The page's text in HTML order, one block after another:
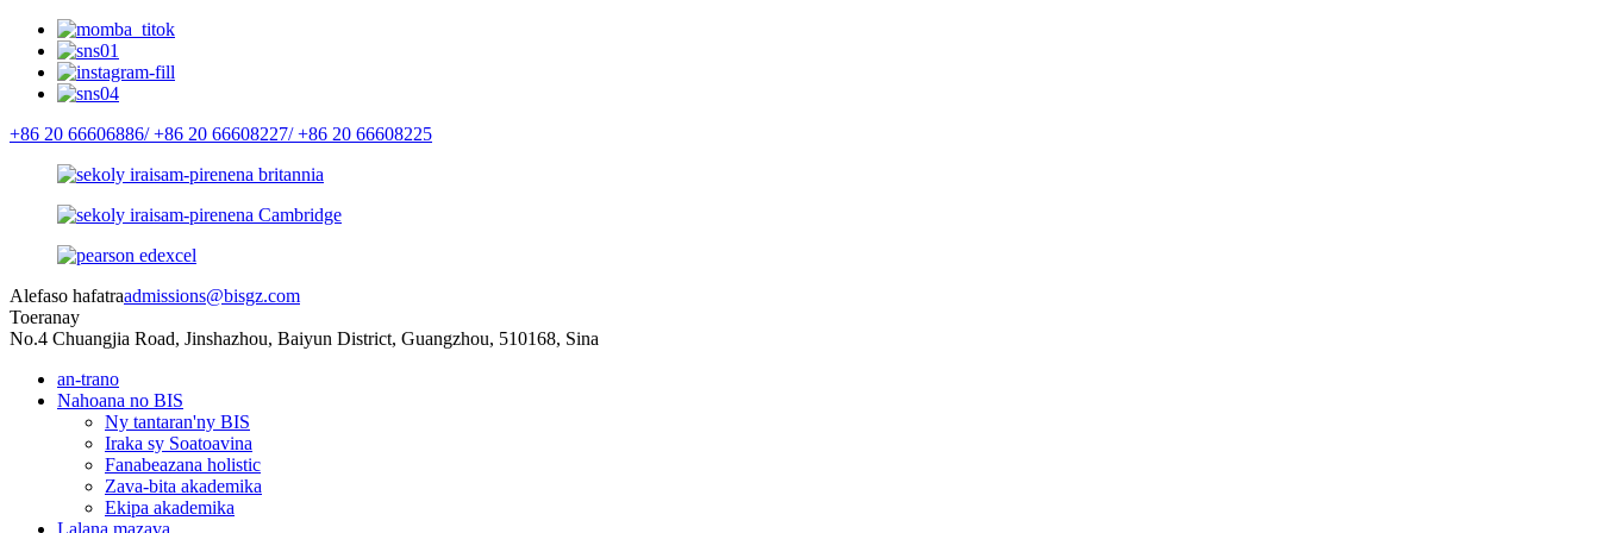
+86 20 66606886/ +86 20 66608227/ +86 20 66608225
Alefaso hafatraadmissions@bisgz.com
Toeranay
No.4 Chuangjia Road, Jinshazhou, Baiyun District, Guangzhou, 510168, Sina
an-trano
Nahoana no BIS
Ny tantaran'ny BIS
Iraka sy Soatoavina
Fanabeazana holistic
Zava-bita akademika
Ekipa akademika
Lalana mazava